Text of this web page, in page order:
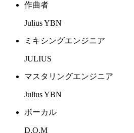
作曲者
Julius YBN
ミキシングエンジニア
JULIUS
マスタリングエンジニア
Julius YBN
ボーカル
D.O.M